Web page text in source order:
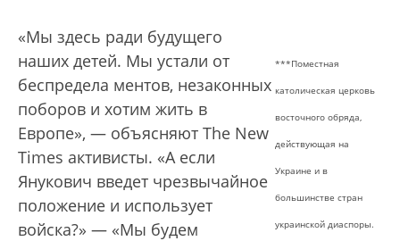
***Поместная
католическая церковь
восточного обряда,
действующая на
Украине и в
большинстве стран
украинской диаспоры.
«Мы здесь ради будущего
наших детей. Мы устали от
беспредела ментов, незаконных
поборов и хотим жить в
Европе», — объясняют The New
Times активисты. «А если
Янукович введет чрезвычайное
положение и использует
войска?» — «Мы будем